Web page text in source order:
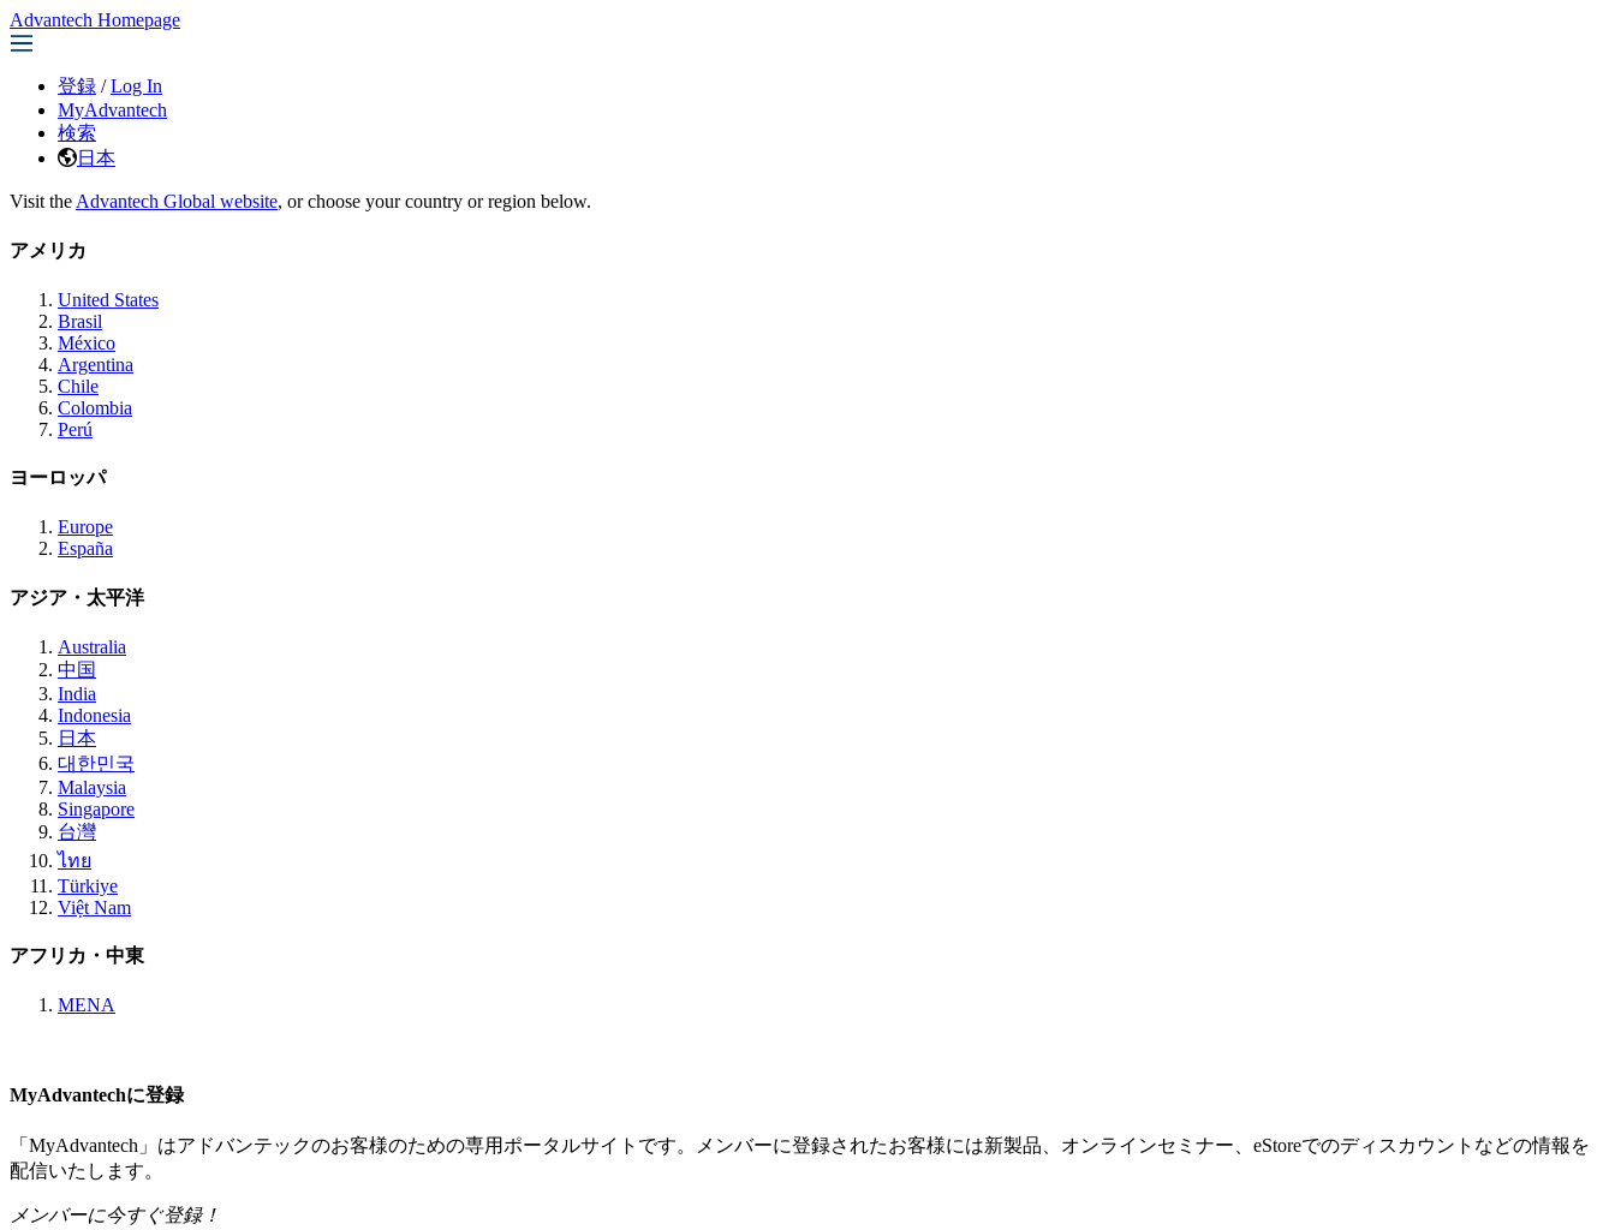
Advantech Homepage
登録 / Log In
MyAdvantech
検索
日本
Visit the Advantech Global website, or choose your country or region below.
アメリカ
United States
Brasil
México
Argentina
Chile
Colombia
Perú
ヨーロッパ
Europe
España
アジア・太平洋
Australia
中国
India
Indonesia
日本
대한민국
Malaysia
Singapore
台灣
ไทย
Türkiye
Việt Nam
アフリカ・中東
MENA
MyAdvantechに登録
「MyAdvantech」はアドバンテックのお客様のための専用ポータルサイトです。メンバーに登録されたお客様には新製品、オンラインセミナー、eStoreでのディスカウントなどの情報を
配信いたします。
メンバーに今すぐ登録！